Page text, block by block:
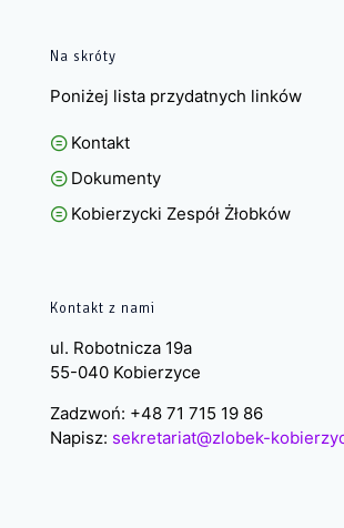
Na skróty
Poniżej lista przydatnych linków
Kontakt
Dokumenty
Kobierzycki Zespół Żłobków
Kontakt z nami
ul. Robotnicza 19a
55-040 Kobierzyce
Zadzwoń: +48 71 715 19 86
Napisz: sekretariat@zlobek-